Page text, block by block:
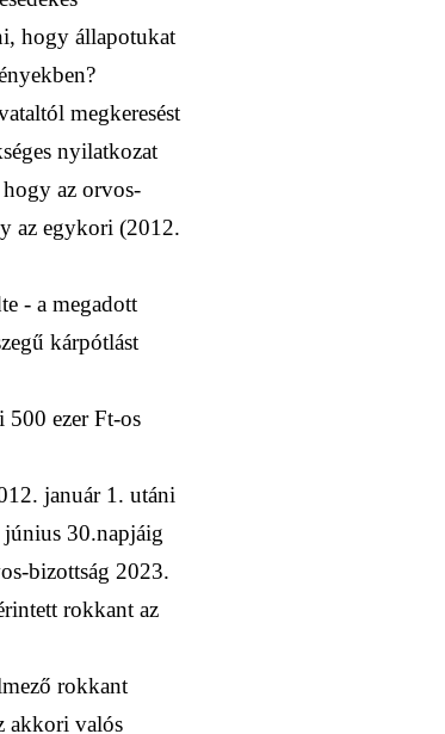
hogy állapotukat
megkeresést
nyilatkozat
az orvos-
az egykori (2012.
- a megadott
kárpótlást
500 ezer Ft-os
január 1. utáni
30.napjáig
bizottság 2023.
rokkant az
rokkant
akkori valós